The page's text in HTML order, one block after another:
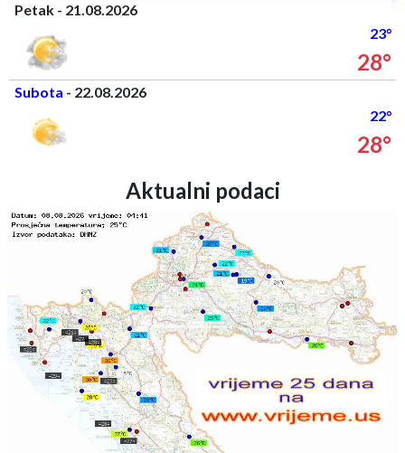
Petak - 21.08.2026
23°
28°
Subota - 22.08.2026
22°
28°
Aktualni podaci